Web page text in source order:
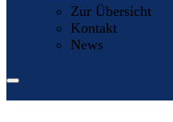
Zur Übersicht
Kontakt
News